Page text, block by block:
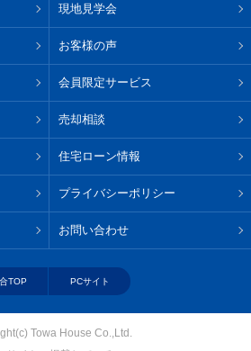
現地見学会
お客様の声
会員限定サービス
売却相談
住宅ローン情報
プライバシーポリシー
お問い合わせ
TOP PCサイト
Towa House Co.,Ltd.